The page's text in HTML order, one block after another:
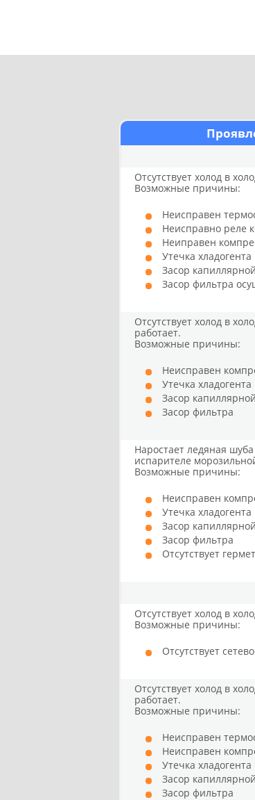
Отсутствует холод в
Возможные причины:
Неисправен
Неисправно реле
Неиправен
Утечка хладогента
Засор
Засор фильтра
Отсутствует холод в
работает.
Возможные причины:
Неисправен
Утечка хладогента
Засор
Засор фильтра
Наростает ледяная
испарителе
Возможные причины:
Неисправен
Утечка хладогента
Засор
Засор фильтра
Отсутствует
Отсутствует холод в
Возможные причины:
Отсутствует
Отсутствует холод в
работает.
Возможные причины:
Неисправен
Неисправен
Утечка хладогента
Засор
Засор фильтра